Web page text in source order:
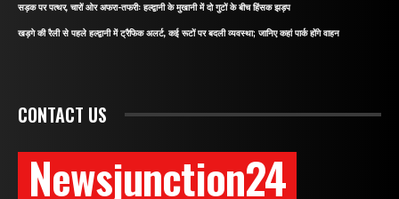
सड़क पर पत्थर, चारों ओर अफरा-तफरीः हल्द्वानी के मुखानी में दो गुटों के बीच हिंसक झड़प
खड़गे की रैली से पहले हल्द्वानी में ट्रैफिक अलर्ट, कई रूटों पर बदली व्यवस्था; जानिए कहां पार्क होंगे वाहन
CONTACT US
Newsjunction24